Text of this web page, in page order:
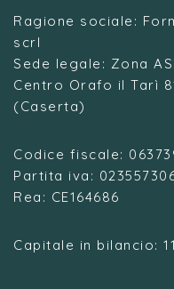
Ragione sociale:
scrl
Sede legale: Zona
Centro Orafo il Tarì
(Caserta)
Codice fiscale:
Partita iva:
Rea: CE164686
Capitale in bilancio: